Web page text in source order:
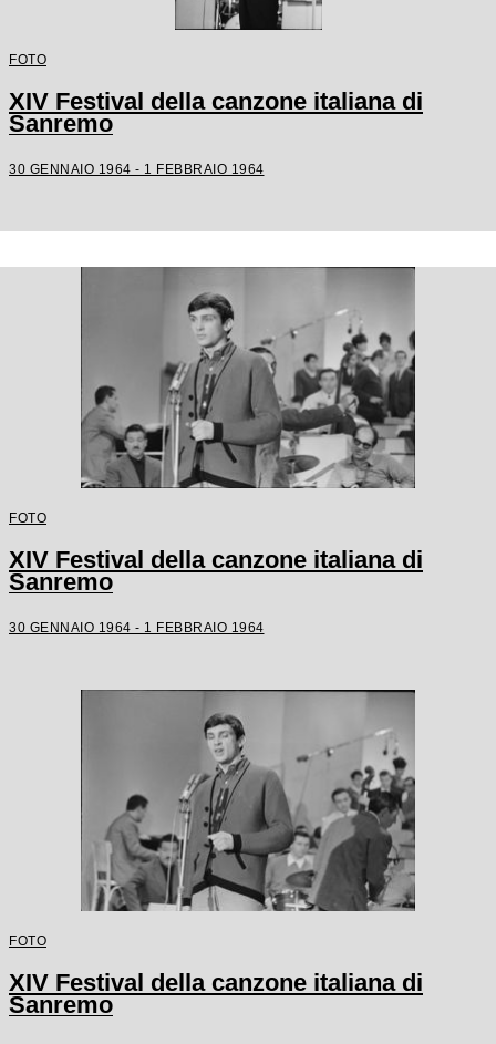
FOTO
XIV Festival della canzone italiana di
Sanremo
30 GENNAIO 1964 - 1 FEBBRAIO 1964
FOTO
XIV Festival della canzone italiana di
Sanremo
30 GENNAIO 1964 - 1 FEBBRAIO 1964
FOTO
XIV Festival della canzone italiana di
Sanremo